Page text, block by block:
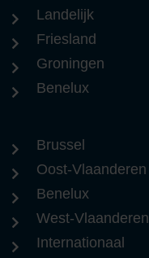
Landelijk
Friesland
Groningen
Benelux
Brussel
Oost-Vlaanderen
Benelux
West-Vlaanderen
Internationaal